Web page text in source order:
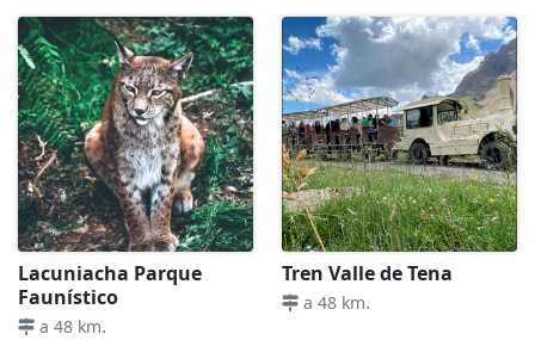
Lacuniacha Parque
Faunístico
a 48 km.
Tren Valle de Tena
a 48 km.